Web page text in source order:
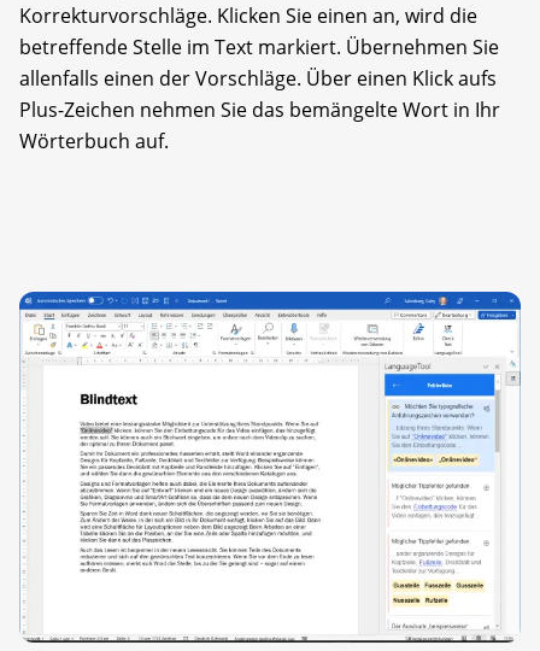
Korrekturvorschläge. Klicken Sie einen an, wird die
betreffende Stelle im Text markiert. Übernehmen Sie
allenfalls einen der Vorschläge. Über einen Klick aufs
Plus-Zeichen nehmen Sie das bemängelte Wort in Ihr
Wörterbuch auf.